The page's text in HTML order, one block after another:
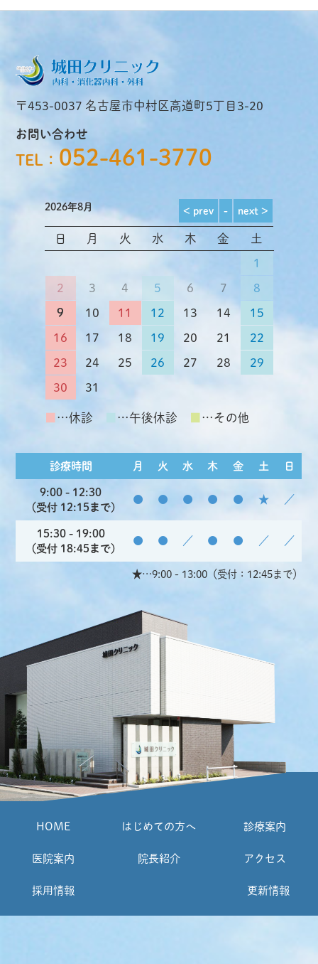
〒453-0037 名古屋市中村区高道町5丁目3-20
お問い合わせ
TEL： 052-461-3770
2026年8月
日 月 火 水 木 金 土
1
2 3 4 5 6 7 8
9 10 11 12 13 14 15
16 17 18 19 20 21 22
23 24 25 26 27 28 29
30 31
…休診 …午後休診 …その他
診療時間 月 火 水 木 金 土 日
9:00 - 12:30
（受付 12:15まで)
● ● ● ● ● ★ ／
15:30 - 19:00
（受付 18:45まで)
● ● ／ ● ● ／ ／
★…9:00 - 13:00（受付：12:45まで）
HOME はじめての方へ 診療案内
医院案内 院長紹介 アクセス
採用情報 更新情報